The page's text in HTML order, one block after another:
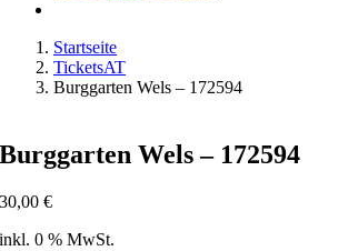
Startseite
TicketsAT
Burggarten Wels – 172594
Burggarten Wels – 172594
30,00€
inkl. 0 % MwSt.